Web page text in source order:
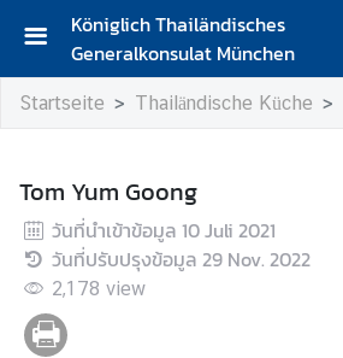
Königlich Thailändisches
Generalkonsulat München
S
t
t
s
e
i
t
e
Startseite Thailändische Küche
Tom Yum Goong
วันที่นำเข้าข้อมูล 10 Juli 2021
วันที่ปรับปรุงข้อมูล 29 Nov. 2022
2,178 view